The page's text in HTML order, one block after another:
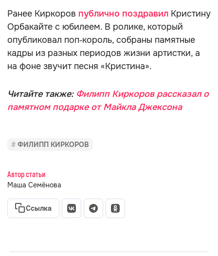
Ранее Киркоров публично поздравил Кристину
Орбакайте с юбилеем. В ролике, который
опубликовал поп‑король, собраны памятные
кадры из разных периодов жизни артистки, а
на фоне звучит песня «Кристина».
Читайте также: Филипп Киркоров рассказал о
памятном подарке от Майкла Джексона
ФИЛИПП КИРКОРОВ
Автор статьи
Маша Семёнова
Ссылка